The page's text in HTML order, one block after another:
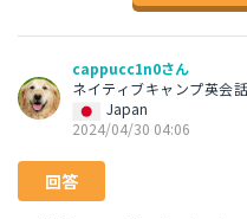
cappucc1n0さん
ネイティブキャンプ英会
Japan
2024/04/30 04:06
回答